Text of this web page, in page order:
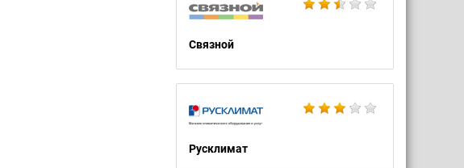
Связной
Русклимат